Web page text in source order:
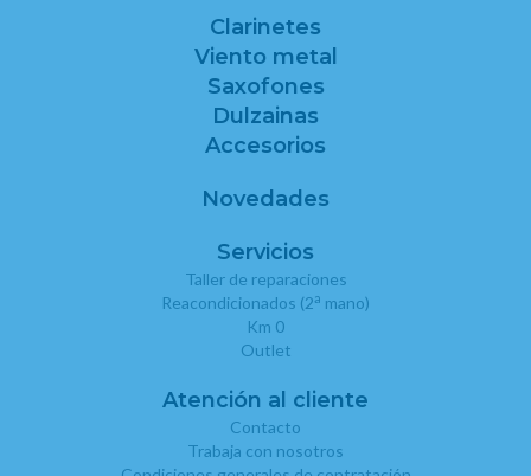
Clarinetes
Viento metal
Saxofones
Dulzainas
Accesorios
Novedades
Servicios
Taller de reparaciones
Reacondicionados (2a mano)
Km 0
Outlet
Atención al cliente
Contacto
Trabaja con nosotros